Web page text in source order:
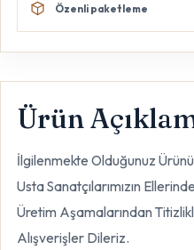
Özenli paketleme
Ürün
İlgilenmekte Olduğunuz
Usta Sanatçılarımızın
Üretim Aşamalarından
Alışverişler Dileriz.